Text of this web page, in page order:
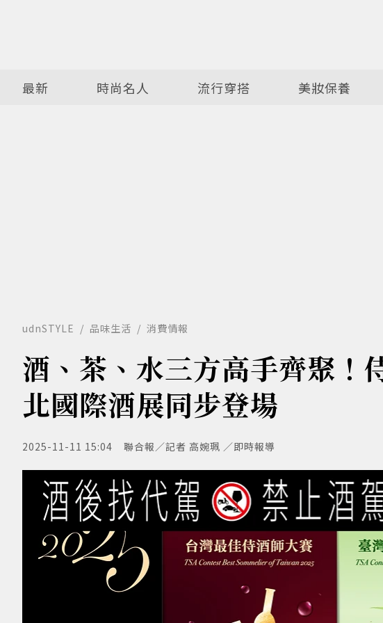
最新 時尚名人 流行穿搭 美妝保養
udnSTYLE 品味生活 消費情報
酒、茶、水三方高手齊聚！
北國際酒展同步登場
2025-11-11 15:04 聯合報／記者 高婉珮 ／即時報導